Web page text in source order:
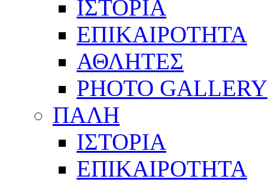
ΙΣΤΟΡΙΑ
ΕΠΙΚΑΙΡΟΤΗΤΑ
ΑΘΛΗΤΕΣ
PHOTO GALLERY
ΠΑΛΗ
ΙΣΤΟΡΙΑ
ΕΠΙΚΑΙΡΟΤΗΤΑ